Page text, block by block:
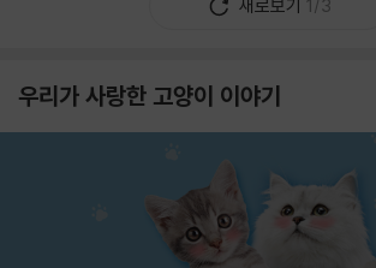
새로보기 1/3
우리가 사랑한 고양이 이야기